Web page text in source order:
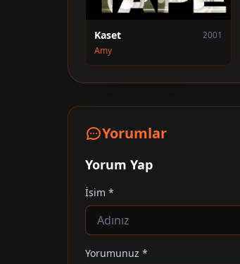
Kaset
2001
Amy
Yorumlar
Yorum Yap
İsim *
Yorumunuz *